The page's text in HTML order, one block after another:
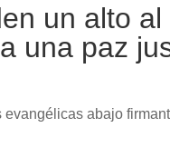
un alto
una paz
abajo